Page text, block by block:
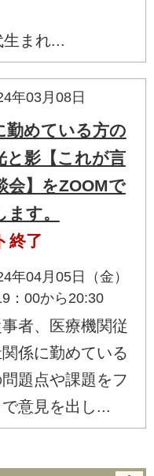
まれ...
年03月08日
勤めている方の
と影【これが言
会】をZOOMで
す。
終了
年04月05日（金）
：00から20:30
者、医療機関従
係に勤めている
題点や課題をフ
意見を出し...